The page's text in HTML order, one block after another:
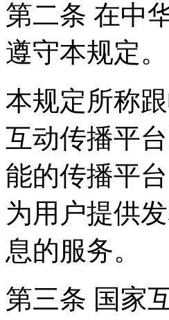
第二条 在中
遵守本规定。
本规定所称
互动传播平
能的传播平
为用户提供
息的服务。
第三条 国家